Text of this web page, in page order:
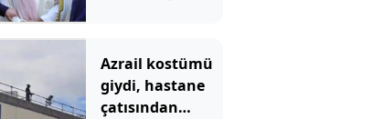
Tahran'ı kızdırdı
Azrail kostümü
giydi, hastane
çatısından